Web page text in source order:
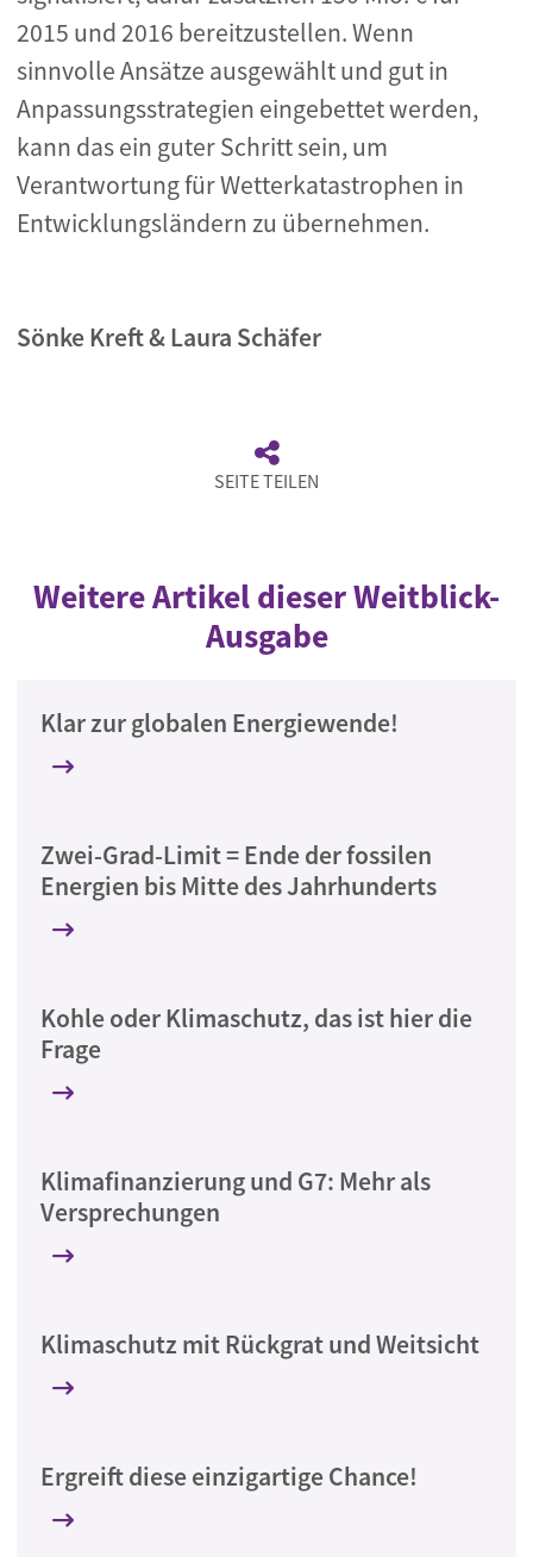
2015 und 2016 bereitzustellen. Wenn
sinnvolle Ansätze ausgewählt und gut in
Anpassungsstrategien eingebettet werden,
kann das ein guter Schritt sein, um
Verantwortung für Wetterkatastrophen in
Entwicklungsländern zu übernehmen.
Sönke Kreft & Laura Schäfer
SEITE TEILEN
Weitere Artikel dieser Weitblick-
Ausgabe
Klar zur globalen Energiewende!
Zwei-Grad-Limit = Ende der fossilen
Energien bis Mitte des Jahrhunderts
Kohle oder Klimaschutz, das ist hier die
Frage
Klimafinanzierung und G7: Mehr als
Versprechungen
Klimaschutz mit Rückgrat und Weitsicht
Ergreift diese einzigartige Chance!